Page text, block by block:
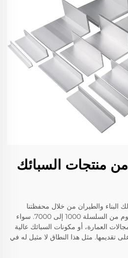
منتجات السبائك
البناء والطيران من خلال محفظتنا
الشاملة لمنتجات سبائك الألمنيوم من السلسلة 1000 إلى 7000. سواء
العمارة، أو مكونات السبائك عالية
تقديمها. مثل هذا النطاق لا مثيل له في